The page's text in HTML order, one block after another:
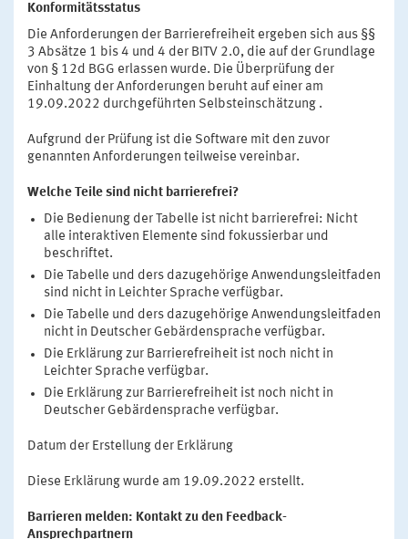
Konformitätsstatus
Die Anforderungen der Barrierefreiheit ergeben sich aus §§
3 Absätze 1 bis 4 und 4 der BITV 2.0, die auf der Grundlage
von § 12d BGG erlassen wurde. Die Überprüfung der
Einhaltung der Anforderungen beruht auf einer am
19.09.2022 durchgeführten Selbsteinschätzung .
Aufgrund der Prüfung ist die Software mit den zuvor
genannten Anforderungen teilweise vereinbar.
Welche Teile sind nicht barrierefrei?
Die Bedienung der Tabelle ist nicht barrierefrei: Nicht
alle interaktiven Elemente sind fokussierbar und
beschriftet.
Die Tabelle und ders dazugehörige Anwendungsleitfaden
sind nicht in Leichter Sprache verfügbar.
Die Tabelle und ders dazugehörige Anwendungsleitfaden
nicht in Deutscher Gebärdensprache verfügbar.
Die Erklärung zur Barrierefreiheit ist noch nicht in
Leichter Sprache verfügbar.
Die Erklärung zur Barrierefreiheit ist noch nicht in
Deutscher Gebärdensprache verfügbar.
Datum der Erstellung der Erklärung
Diese Erklärung wurde am 19.09.2022 erstellt.
Barrieren melden: Kontakt zu den Feedback-
Ansprechpartnern